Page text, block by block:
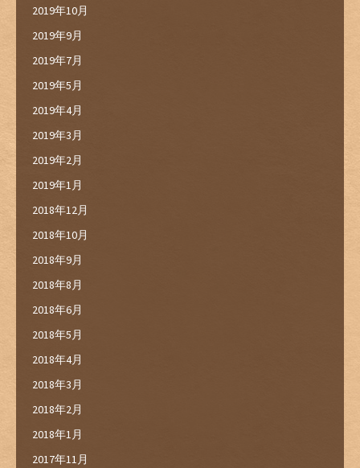
2019年10月
2019年9月
2019年7月
2019年5月
2019年4月
2019年3月
2019年2月
2019年1月
2018年12月
2018年10月
2018年9月
2018年8月
2018年6月
2018年5月
2018年4月
2018年3月
2018年2月
2018年1月
2017年11月